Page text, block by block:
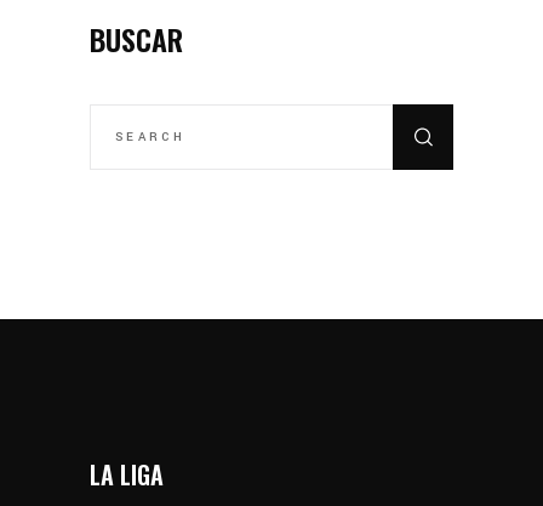
BUSCAR
LA LIGA